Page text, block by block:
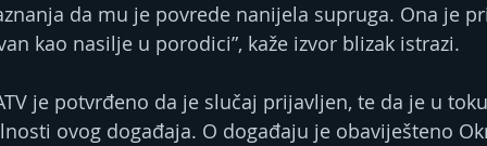
da mu je povrede nanijela supruga. Ona je
kao nasilje u porodici”, kaže izvor blizak istrazi.
je potvrđeno da je slučaj prijavljen, te da je u
ovog događaja. O događaju je obaviješteno